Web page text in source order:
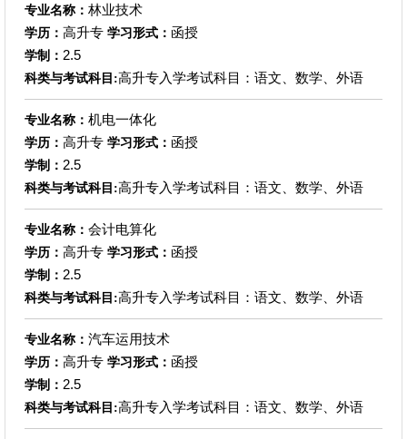
专业名称： 林业技术
学历： 高升专 学习形式： 函授
学制： 2.5
科类与考试科目:高升专入学考试科目：语文、数学、外语
专业名称： 机电一体化
学历： 高升专 学习形式： 函授
学制： 2.5
科类与考试科目:高升专入学考试科目：语文、数学、外语
专业名称： 会计电算化
学历： 高升专 学习形式： 函授
学制： 2.5
科类与考试科目:高升专入学考试科目：语文、数学、外语
专业名称： 汽车运用技术
学历： 高升专 学习形式： 函授
学制： 2.5
科类与考试科目:高升专入学考试科目：语文、数学、外语